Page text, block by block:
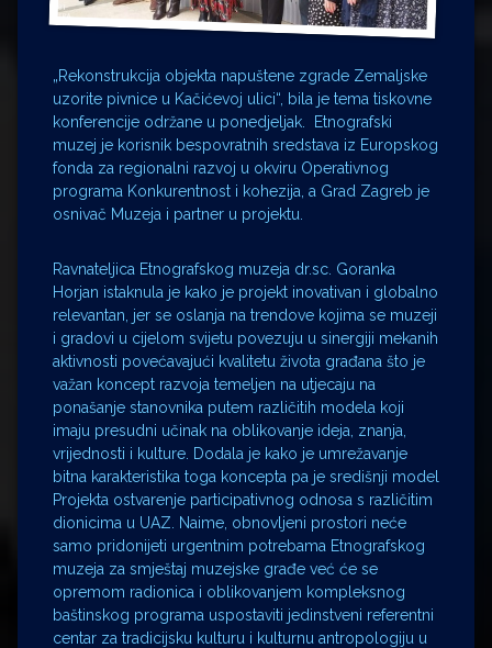
„Rekonstrukcija objekta napuštene zgrade Zemaljske
uzorite pivnice u Kačićevoj ulici“, bila je tema tiskovne
konferencije održane u ponedjeljak. Etnografski
muzej je korisnik bespovratnih sredstava iz Europskog
fonda za regionalni razvoj u okviru Operativnog
programa Konkurentnost i kohezija, a Grad Zagreb je
osnivač Muzeja i partner u projektu.
Ravnateljica Etnografskog muzeja dr.sc. Goranka
Horjan istaknula je kako je projekt inovativan i globalno
relevantan, jer se oslanja na trendove kojima se muzeji
i gradovi u cijelom svijetu povezuju u sinergiji mekanih
aktivnosti povećavajući kvalitetu života građana što je
važan koncept razvoja temeljen na utjecaju na
ponašanje stanovnika putem različitih modela koji
imaju presudni učinak na oblikovanje ideja, znanja,
vrijednosti i kulture. Dodala je kako je umrežavanje
bitna karakteristika toga koncepta pa je središnji model
Projekta ostvarenje participativnog odnosa s različitim
dionicima u UAZ. Naime, obnovljeni prostori neće
samo pridonijeti urgentnim potrebama Etnografskog
muzeja za smještaj muzejske građe već će se
opremom radionica i oblikovanjem kompleksnog
baštinskog programa uspostaviti jedinstveni referentni
centar za tradicijsku kulturu i kulturnu antropologiju u